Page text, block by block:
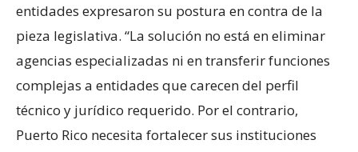
entidades expresaron su postura en contra de la
pieza legislativa. “La solución no está en eliminar
agencias especializadas ni en transferir funciones
complejas a entidades que carecen del perfil
técnico y jurídico requerido. Por el contrario,
Puerto Rico necesita fortalecer sus instituciones